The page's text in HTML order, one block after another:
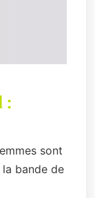
:
sont
bande de